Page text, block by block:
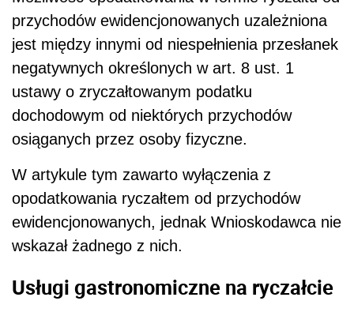
przychodów ewidencjonowanych uzależniona
jest między innymi od niespełnienia przesłanek
negatywnych określonych w art. 8 ust. 1
ustawy o zryczałtowanym podatku
dochodowym od niektórych przychodów
osiąganych przez osoby fizyczne.
W artykule tym zawarto wyłączenia z
opodatkowania ryczałtem od przychodów
ewidencjonowanych, jednak Wnioskodawca nie
wskazał żadnego z nich.
Usługi gastronomiczne na ryczałcie